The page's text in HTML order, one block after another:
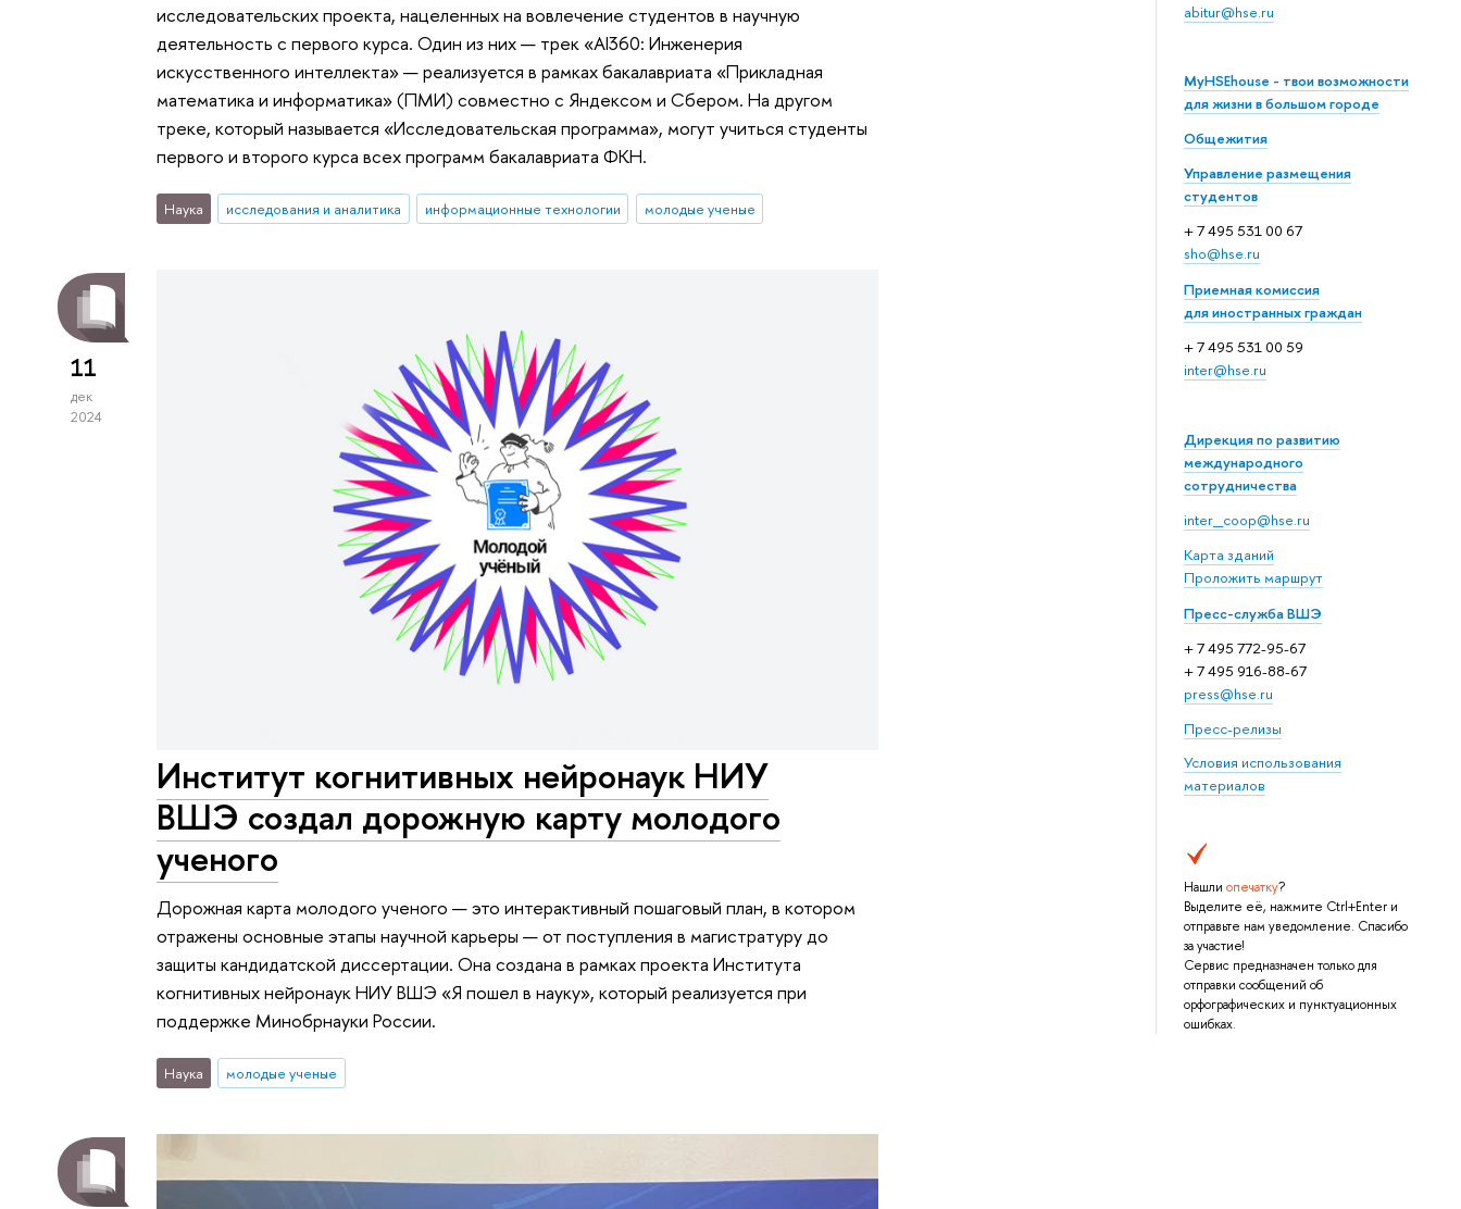
abitur@hse.ru
MyHSEhouse - твои возможности
для жизни в большом городе
Общежития
Управление размещения
студентов
+ 7 495 531 00 67
sho@hse.ru
Приемная комиссия
для иностранных граждан
+ 7 495 531 00 59
inter@hse.ru
Дирекция по развитию
международного
сотрудничества
inter_coop@hse.ru
Карта зданий
Проложить маршрут
Пресс-служба ВШЭ
+ 7 495 772-95-67
+ 7 495 916-88-67
press@hse.ru
Пресс-релизы
Условия использования
материалов
Нашли опечатку?
Выделите её, нажмите Ctrl+Enter и
отправьте нам уведомление. Спасибо
за участие!
Сервис предназначен только для
отправки сообщений об
орфографических и пунктуационных
ошибках.
исследовательских проекта, нацеленных на вовлечение студентов в научную
деятельность с первого курса. Один из них — трек «AI360: Инженерия
искусственного интеллекта» — реализуется в рамках бакалавриата «Прикладная
математика и информатика» (ПМИ) совместно с Яндексом и Сбером. На другом
треке, который называется «Исследовательская программа», могут учиться студенты
первого и второго курса всех программ бакалавриата ФКН.
Наука исследования и аналитика информационные технологии молодые ученые
11
дек
2024
Институт когнитивных нейронаук НИУ
ВШЭ создал дорожную карту молодого
ученого
Дорожная карта молодого ученого — это интерактивный пошаговый план, в котором
отражены основные этапы научной карьеры — от поступления в магистратуру до
защиты кандидатской диссертации. Она создана в рамках проекта Института
когнитивных нейронаук НИУ ВШЭ «Я пошел в науку», который реализуется при
поддержке Минобрнауки России.
Наука молодые ученые